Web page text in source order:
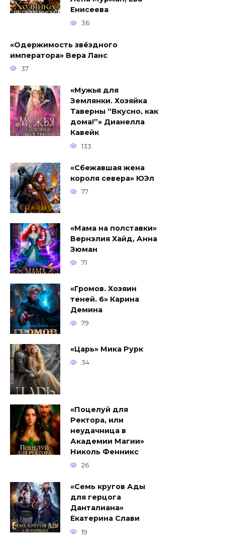
Енисеева
36
«Одержимость звёздного
императора» Вера Ланс
37
«Мужья для
Землянки. Хозяйка
Таверны “Вкусно, как
дома!”» Дианелла
Кавейк
133
«Сбежавшая жена
короля севера» ЮЭл
77
«Мама на полставки»
Вернэлия Хайд, Анна
Зюман
71
«Громов. Хозяин
теней. 6» Карина
Демина
79
«Царь» Мика Рурк
34
«Поцелуй для
Ректора, или
неудачница в
Академии Магии»
Николь Фенникс
26
«Семь кругов Ады
для герцога
Данталиана»
Екатерина Слави
19